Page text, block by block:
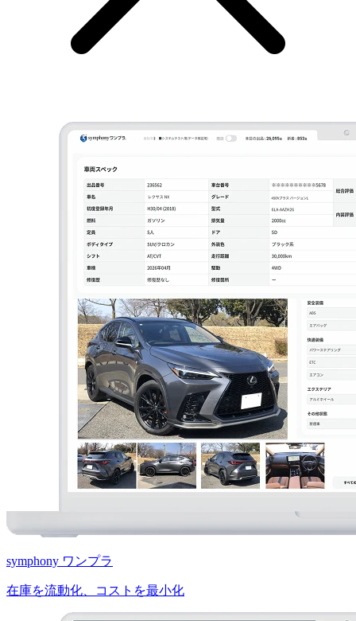
symphony ワンプラ
在庫を流動化、コストを最小化